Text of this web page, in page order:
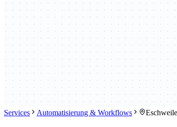
Services Automatisierung & Workflows